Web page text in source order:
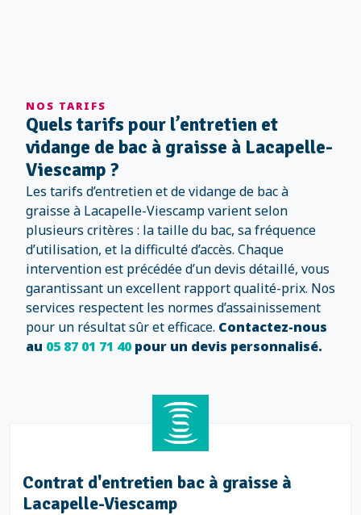
NOS TARIFS
Quels tarifs pour l’entretien et
vidange de bac à graisse à Lacapelle-
Viescamp ?
Les tarifs d’entretien et de vidange de bac à
graisse à Lacapelle-Viescamp varient selon
plusieurs critères : la taille du bac, sa fréquence
d’utilisation, et la difficulté d’accès. Chaque
intervention est précédée d’un devis détaillé, vous
garantissant un excellent rapport qualité-prix. Nos
services respectent les normes d’assainissement
pour un résultat sûr et efficace. Contactez-nous
au 05 87 01 71 40pour un devis personnalisé.
Contrat d'entretien bac à graisse
Lacapelle-Viescamp